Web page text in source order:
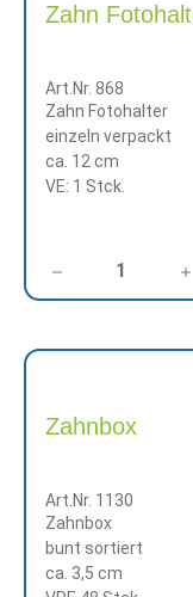
Zahn
Art.Nr. 868
Zahn Fotohalter
einzeln verpackt
ca. 12 cm
VE: 1 Stck.
Zahnbox
Art.Nr. 1130
Zahnbox
bunt sortiert
ca. 3,5 cm